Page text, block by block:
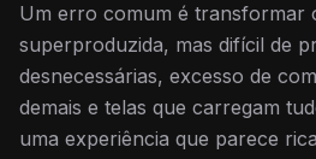
Um erro comum é transformar
superproduzida, mas difícil de
desnecessárias, excesso de
demais e telas que carregam
uma experiência que parece